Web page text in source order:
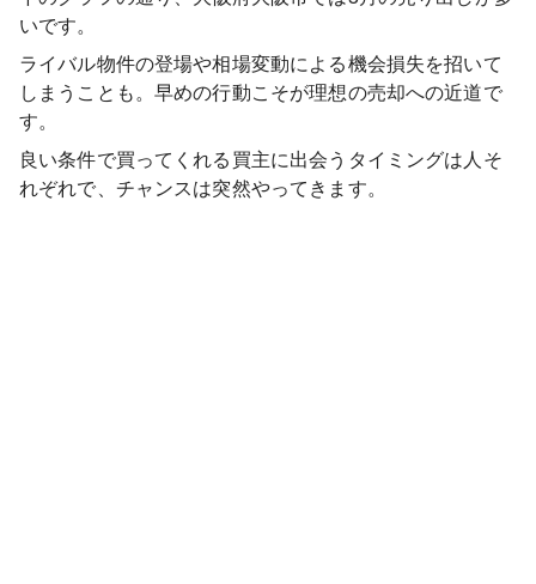
いです。
ライバル物件の登場や相場変動による機会損失を招いて
しまうことも。早めの行動こそが理想の売却への近道で
す。
良い条件で買ってくれる買主に出会うタイミングは人そ
れぞれで、チャンスは突然やってきます。